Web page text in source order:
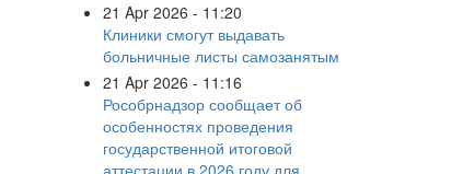
21 Apr 2026 - 11:20
Клиники смогут выдавать
больничные листы самозанятым
21 Apr 2026 - 11:16
Рособрнадзор сообщает об
особенностях проведения
государственной итоговой
аттестации в 2026 году для